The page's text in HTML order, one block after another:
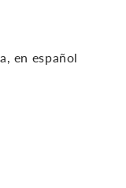
en español